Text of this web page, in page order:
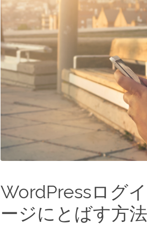
WordPressログ
ージにとばす方法